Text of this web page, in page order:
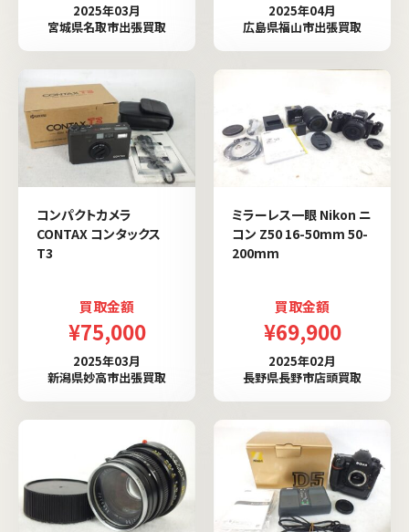
2025年03月
宮城県名取市出張買取
2025年04月
広島県福山市出張買取
コンパクトカメラ
CONTAX コンタックス
T3
買取金額
¥75,000
2025年03月
新潟県妙高市出張買取
ミラーレス一眼 Nikon ニ
コン Z50 16-50mm 50-
200mm
買取金額
¥69,900
2025年02月
長野県長野市店頭買取